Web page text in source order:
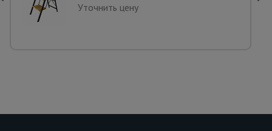
Уточнить цену